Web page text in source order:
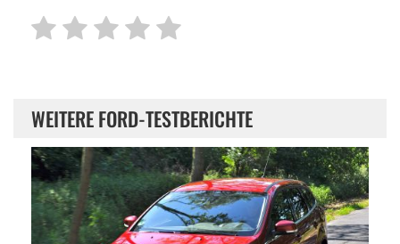
WEITERE FORD-TESTBERICHTE